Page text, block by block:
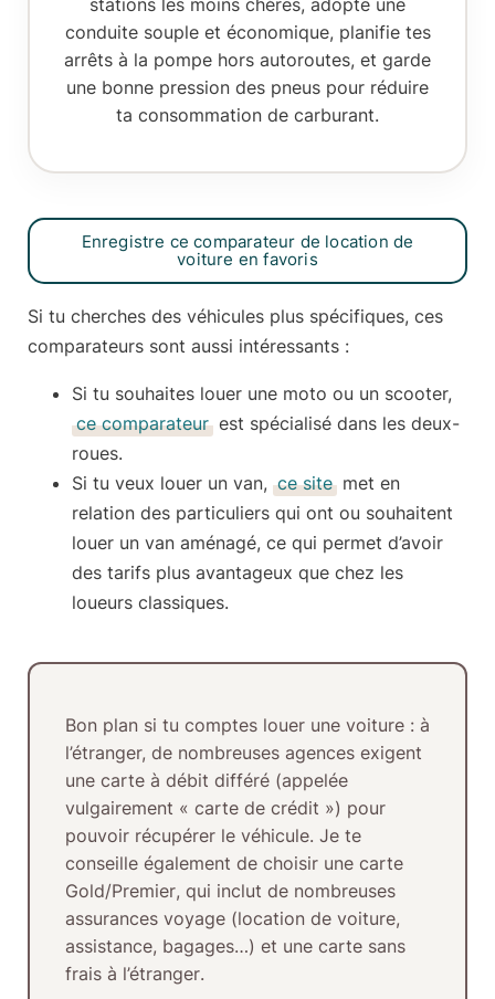
stations les moins chères, adopte une
conduite souple et économique, planifie tes
arrêts à la pompe hors autoroutes, et garde
une bonne pression des pneus pour réduire
ta consommation de carburant.
Enregistre ce comparateur de location de
voiture en favoris
Si tu cherches des véhicules plus spécifiques, ces
comparateurs sont aussi intéressants :
Si tu souhaites louer une moto ou un scooter,
ce comparateur est spécialisé dans les deux-
roues.
Si tu veux louer un van, ce site met en
relation des particuliers qui ont ou souhaitent
louer un van aménagé, ce qui permet d’avoir
des tarifs plus avantageux que chez les
loueurs classiques.
Bon plan si tu comptes louer une voiture :à
l’étranger, de nombreuses agences exigent
une carte à débit différé(appelée
vulgairement « carte de crédit ») pour
pouvoir récupérer le véhicule. Je te
conseille également de choisir une carte
Gold/Premier, qui inclut de nombreuses
assurances voyage (location de voiture,
assistance, bagages…) et une carte sans
frais à l’étranger.